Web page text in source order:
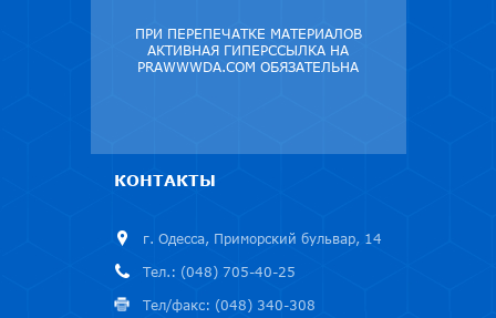
ПРИ ПЕРЕПЕЧАТКЕ МАТЕРИАЛОВ
АКТИВНАЯ ГИПЕРССЫЛКА НА
PRAWWWDA.COM ОБЯЗАТЕЛЬНА
КОНТАКТЫ
г. Одесса, Приморский бульвар, 14
Тел.: (048) 705-40-25
Тел/факс: (048) 340-308